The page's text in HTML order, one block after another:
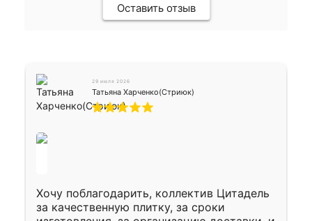
Оставить отзыв
29 июля 2026
Татьяна Харченко(Стриюк)
Хочу поблагодарить, коллектив Цитадель
за качественную плитку, за сроки